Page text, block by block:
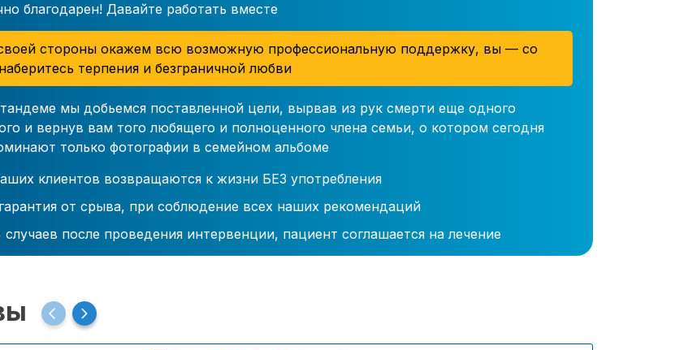
благодарен! Давайте работать вместе
стороны окажем всю возможную профессиональную поддержку, вы — со
терпения и безграничной любви
мы добьемся поставленной цели, вырвав из рук смерти еще одного
и вернув вам того любящего и полноценного члена семьи, о котором сегодня
только фотографии в семейном альбоме
клиентов возвращаются к жизни БЕЗ употребления
от срыва, при соблюдение всех наших рекомендаций
случаев после проведения интервенции, пациент соглашается на лечение